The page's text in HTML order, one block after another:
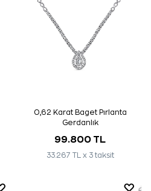
0,62 Karat Baget Pırlanta
Gerdanlık
99.800 TL
33.267 TL x 3 taksit